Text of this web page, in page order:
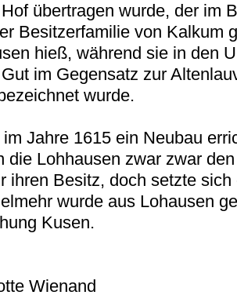
übertragen wurde, der im
Besitzerfamilie von Kalkum
hieß, während sie in den
im Gegensatz zur
wurde.
Jahre 1615 ein Neubau
die Lohhausen zwar zwar
ihren Besitz, doch setzte
wurde aus Lohausen
Kusen.
Wienand